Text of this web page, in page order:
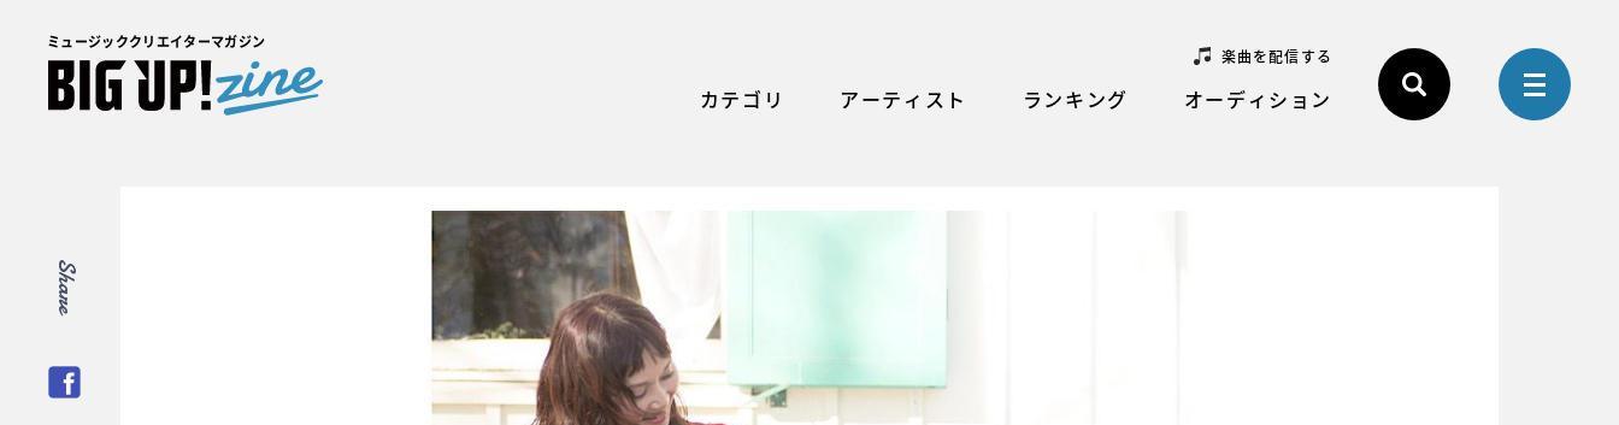
ミュージッククリエイターマガジン
楽曲を配信する
カテゴリ アーティスト ランキング オーディション
Share